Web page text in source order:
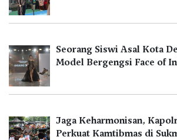
Seorang Siswi Asal Kota
Model Bergengsi Face of
Jaga Keharmonisan,
Perkuat Kamtibmas di